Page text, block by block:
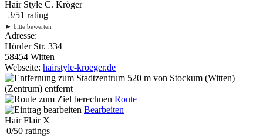
Hair Style C. Kröger
3/51 rating
► bitte bewerten
Adresse:
Hörder Str. 334
58454 Witten
Webseite: hairstyle-kroeger.de
520 m von Stockum (Witten)
(Zentrum) entfernt
Route
Bearbeiten
Hair Flair X
0/50 ratings